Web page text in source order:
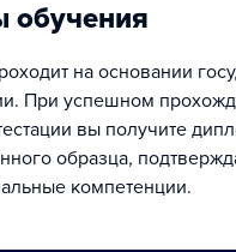
обучения
на основании
При успешном
вы получите
образца,
компетенции.